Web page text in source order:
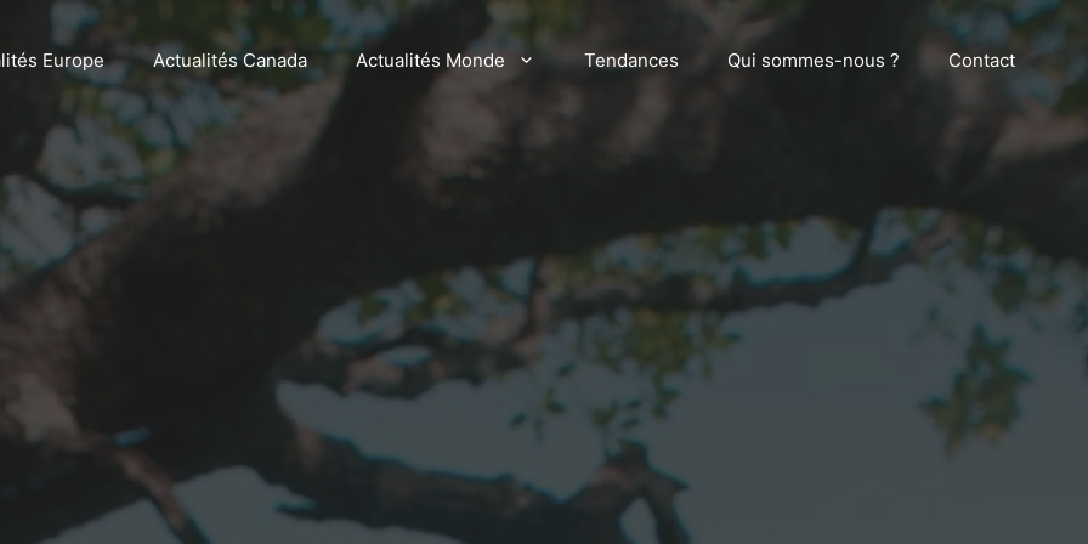
Europe Actualités Canada Actualités Monde Tendances Qui sommes-nous ? Contact